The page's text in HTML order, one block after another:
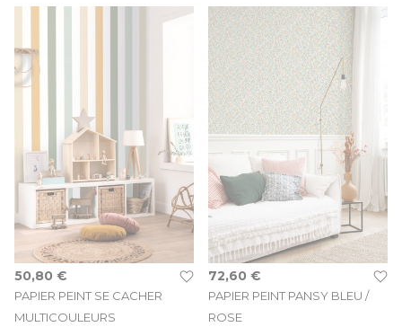
PAPIER PEINT SE CACHER
MULTICOULEURS
50,80 €
PAPIER PEINT PANSY BLEU /
ROSE
72,60 €